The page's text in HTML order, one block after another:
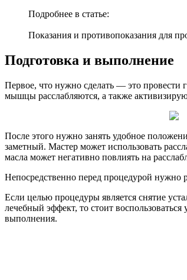
Подробнее в статье:
Показания и противопоказания для
Подготовка и выполнение
Первое, что нужно сделать — это провести
мышцы расслабляются, а также
После этого нужно занять удобное
заметный. Мастер может использовать
масла может негативно повлиять на
Непосредственно перед процедурой нужно
Если целью процедуры является снятие
лечебный эффект, то стоит
выполнения.